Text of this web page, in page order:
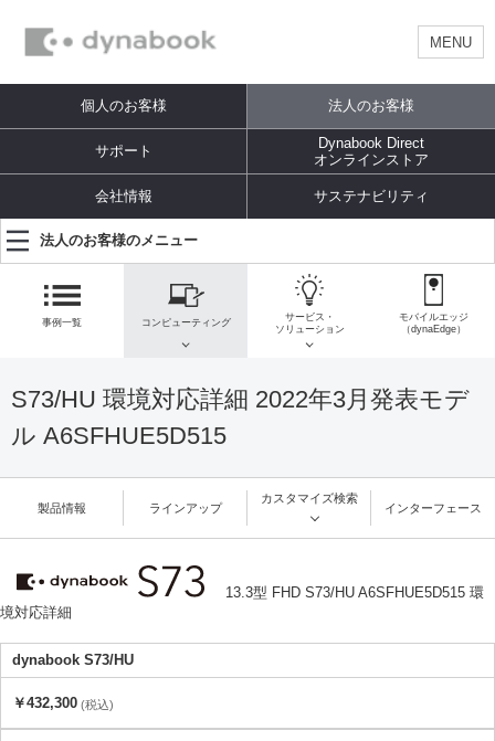
MENU
個人のお客様 法人のお客様
サポート
Dynabook Direct
オンラインストア
会社情報 サステナビリティ
法人のお客様のメニュー
事例一覧 コンピューティング
サービス・
ソリューション
モバイルエッジ
（dynaEdge）
S73/HU 環境対応詳細 2022年3月発表モデ
ル A6SFHUE5D515
製品情報 ラインアップ
カスタマイズ検索
インターフェース
13.3型 FHD S73/HU A6SFHUE5D515 環
境対応詳細
dynabook S73/HU
￥432,300 (税込)